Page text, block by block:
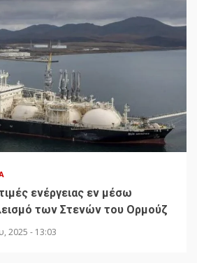
ενέργειας εν μέσω
των Στενών του Ορμούζ
2025 - 13:03